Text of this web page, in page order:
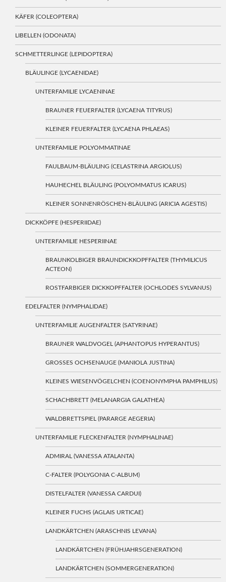
KÄFER (COLEOPTERA)
LIBELLEN (ODONATA)
SCHMETTERLINGE (LEPIDOPTERA)
BLÄULINGE (LYCAENIDAE)
UNTERFAMILIE LYCAENINAE
BRAUNER FEUERFALTER (LYCAENA TITYRUS)
KLEINER FEUERFALTER (LYCAENA PHLAEAS)
UNTERFAMILIE POLYOMMATINAE
FAULBAUM-BLÄULING (CELASTRINA ARGIOLUS)
HAUHECHEL BLÄULING (POLYOMMATUS ICARUS)
KLEINER SONNENRÖSCHEN-BLÄULING (ARICIA AGESTIS)
DICKKÖPFE (HESPERIIDAE)
UNTERFAMILIE HESPERIINAE
BRAUNKOLBIGER BRAUNDICKKOPFFALTER (THYMILICUS
ACTEON)
ROSTFARBIGER DICKKOPFFALTER (OCHLODES SYLVANUS)
EDELFALTER (NYMPHALIDAE)
UNTERFAMILIE AUGENFALTER (SATYRINAE)
BRAUNER WALDVOGEL (APHANTOPUS HYPERANTUS)
GROSSES OCHSENAUGE (MANIOLA JUSTINA)
KLEINES WIESENVÖGELCHEN (COENONYMPHA PAMPHILUS)
SCHACHBRETT (MELANARGIA GALATHEA)
WALDBRETTSPIEL (PARARGE AEGERIA)
UNTERFAMILIE FLECKENFALTER (NYMPHALINAE)
ADMIRAL (VANESSA ATALANTA)
C-FALTER (POLYGONIA C-ALBUM)
DISTELFALTER (VANESSA CARDUI)
KLEINER FUCHS (AGLAIS URTICAE)
LANDKÄRTCHEN (ARASCHNIS LEVANA)
LANDKÄRTCHEN (FRÜHJAHRSGENERATION)
LANDKÄRTCHEN (SOMMERGENERATION)